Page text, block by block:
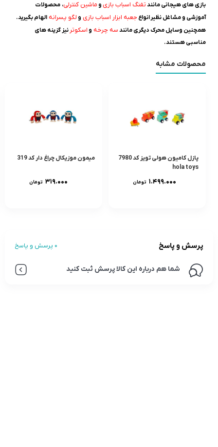
بازی های هیجانی مانندتفنگ اسباب بازی و ماشین کنترلی، محصولات
آموزشی و مشاغل نظیر انواع جعبه ابزار اسباب بازی و لگو پسرانه الهام بگیرید.
همچنین وسایل محرک دیگری مانندسه چرخه و اسکوتر نیز گزینه های
مناسبی هستند.
محصولات مشابه
پازل کامیون هولی تویز کد 7980
hola toys
۱.۴۹۹.۰۰۰ تومان
میمون موزیکال چراغ دار کد 319
۳۱۹.۰۰۰ تومان
پرسش و پاسخ 0 پرسش و پاسخ
شما هم درباره این کالا پرسش ثبت کنید